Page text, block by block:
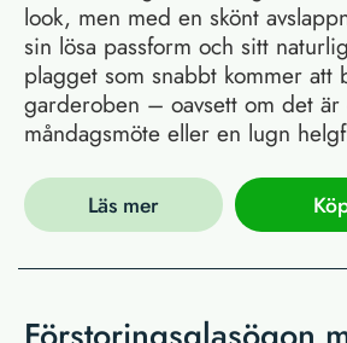
look, men med en skönt
sin lösa passform och sitt
plagget som snabbt kommer att
garderoben – oavsett om det
måndagsmöte eller en lugn
Läs mer